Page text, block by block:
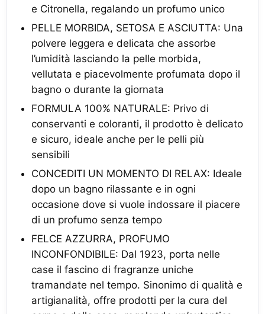
e Citronella, regalando un profumo unico
PELLE MORBIDA, SETOSA E ASCIUTTA: Una
polvere leggera e delicata che assorbe
l’umidità lasciando la pelle morbida,
vellutata e piacevolmente profumata dopo il
bagno o durante la giornata
FORMULA 100% NATURALE: Privo di
conservanti e coloranti, il prodotto è delicato
e sicuro, ideale anche per le pelli più
sensibili
CONCEDITI UN MOMENTO DI RELAX: Ideale
dopo un bagno rilassante e in ogni
occasione dove si vuole indossare il piacere
di un profumo senza tempo
FELCE AZZURRA, PROFUMO
INCONFONDIBILE: Dal 1923, porta nelle
case il fascino di fragranze uniche
tramandate nel tempo. Sinonimo di qualità e
artigianalità, offre prodotti per la cura del